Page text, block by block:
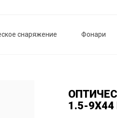
снаряжение Фонари
1.5-9X44